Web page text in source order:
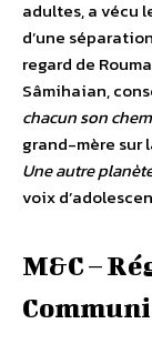
adultes, a vécu
d’une
regard de
Sâmihaian,
chacun son
grand-mère sur
Une autre
voix
M&C –